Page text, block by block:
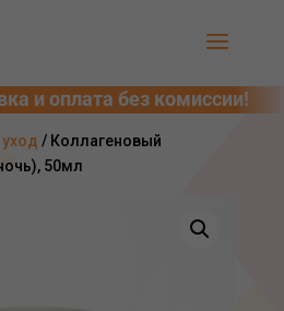
/ Коллагеновый
50мл